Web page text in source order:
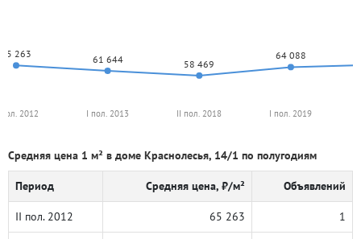
65 263 61 644 58 469
64 088
2012 I пол. 2013 II пол. 2018 I пол. 2019
Средняя цена 1 м² в доме Краснолесья, 14/1 по полугодиям
Период Средняя цена, ₽/м² Объявлений
II пол. 2012 65 263 1